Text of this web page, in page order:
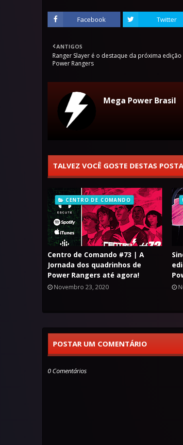
Facebook Twitter
ANTIGOS
Ranger Slayer é o destaque da próxima edição
Power Rangers
Mega Power Brasil
TALVEZ VOCÊ GOSTE DESTAS
CENTRO DE COMANDO
Centro de Comando #73 | A
Jornada dos quadrinhos de
Power Rangers até agora!
Novembro 23, 2020
POSTAR UM COMENTÁRIO
0 Comentários